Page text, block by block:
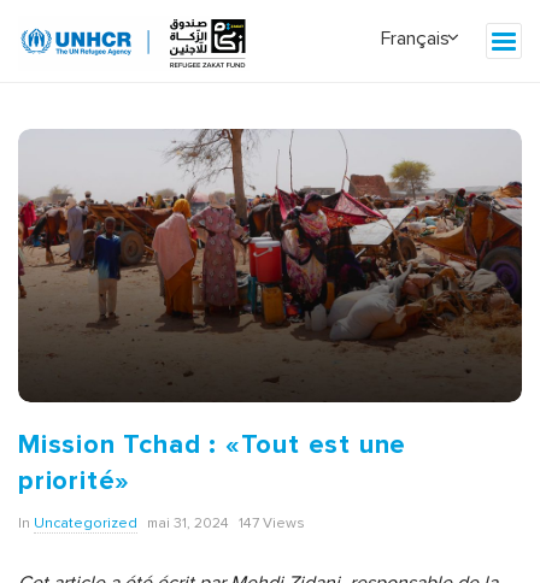
Mission Tchad : «Tout est une
priorité»
In Uncategorized mai 31, 2024 147 Views